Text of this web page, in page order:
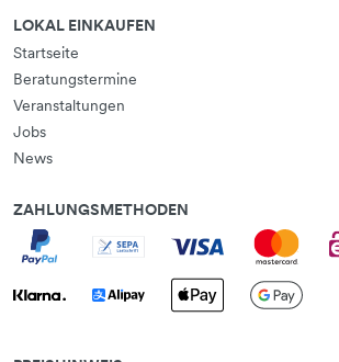
LOKAL EINKAUFEN
Startseite
Beratungstermine
Veranstaltungen
Jobs
News
ZAHLUNGSMETHODEN